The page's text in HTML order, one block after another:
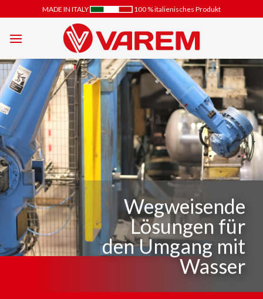
Inhalt
springen
MADE IN ITALY 100 % italienisches Produkt
Wegweisende
Lösungen für
den Umgang mit
Wasser